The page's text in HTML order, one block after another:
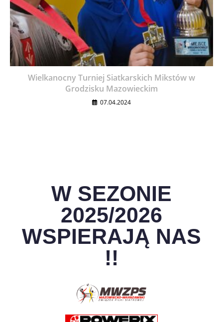
Wielkanocny Turniej Siatkarskich Mikstów w
Grodzisku Mazowieckim
07.04.2024
W SEZONIE
2025/2026
WSPIERAJĄ NAS
!!